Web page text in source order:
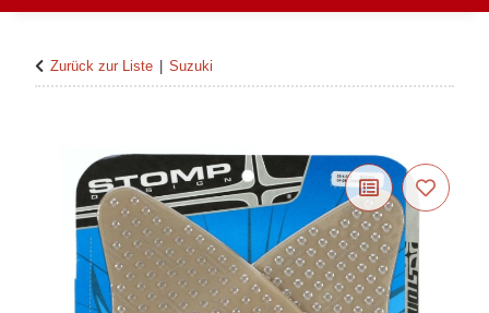
Zurück zur Liste Suzuki